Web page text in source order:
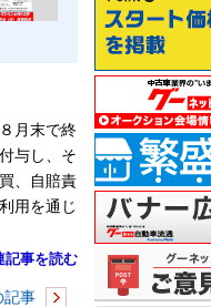
月末で終
与し、そ
、自賠責
用を通じ
記事を読む
記事